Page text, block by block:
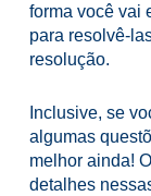
forma você vai
para resolvê-
resolução.
Inclusive, se
algumas
melhor ainda!
detalhes